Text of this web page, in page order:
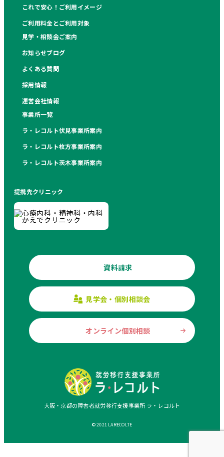
これで安心！ご利用イメージ
ご利用料金とご利用対象
見学・相談会ご案内
お知らせブログ
よくある質問
採用情報
運営会社情報
事業所一覧
ラ・レコルト伏見事業所案内
ラ・レコルト枚方事業所案内
ラ・レコルト茨木事業所案内
提携先クリニック
資料請求
見学会・個別相談会
オンライン個別相談
大阪・京都の障害者就労移行支援事業所 ラ・レコルト
© 2021 LARECOLTE